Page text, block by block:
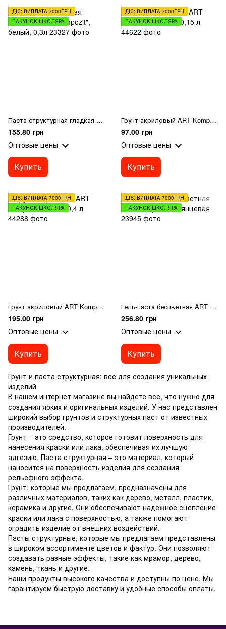
ДІЄ: ВИПЛАТА 7000ГРН
ПАКУНОК ШКОЛЯРА
Паста структурная гладкая "ART Kompozit", белый, 0,3л
155.80 грн
Оптовые цены
Купить
ДІЄ: ВИПЛАТА 7000ГРН
ПАКУНОК ШКОЛЯРА
Грунт акриловый ART Kompozit, белый, 0,15 л
97.00 грн
Оптовые цены
Купить
ДІЄ: ВИПЛАТА 7000ГРН
ПАКУНОК ШКОЛЯРА
Грунт акриловый ART Kompozit, белый, 0,4 л
195.00 грн
Оптовые цены
Купить
ДІЄ: ВИПЛАТА 7000ГРН
ПАКУНОК ШКОЛЯРА
Гель-паста бесцветная ART Kompozit® глянцевая
256.80 грн
Оптовые цены
Купить
Грунт и паста структурная: все для создания уникальных
изделий
В нашем интернет магазине вы найдете все, что нужно для
создания ярких и оригинальных изделий. У нас представлен
широкий выбор грунтов и структурных паст от известных
производителей.
Грунт – это средство, которое готовит поверхность для
нанесения краски или лака, обеспечивая их лучшую
адгезию. Паста структурная – это материал, который
наносится на поверхность изделия для создания
рельефного эффекта.
Грунт, которые мы предлагаем, предназначены для
различных материалов, таких как дерево, металл, пластик,
керамика и другие. Они обеспечивают надежное сцепление
краски или лака с поверхностью, а также помогают
оградить изделие от внешних воздействий.
Пасты структурные, которые мы предлагаем представлены
в широком ассортименте цветов и фактур. Они позволяют
создавать разные эффекты, такие как мрамор, дерево,
камень, ткань и другие.
Наши продукты высокого качества и доступны по цене. Мы
гарантируем быструю доставку и удобные способы оплаты.